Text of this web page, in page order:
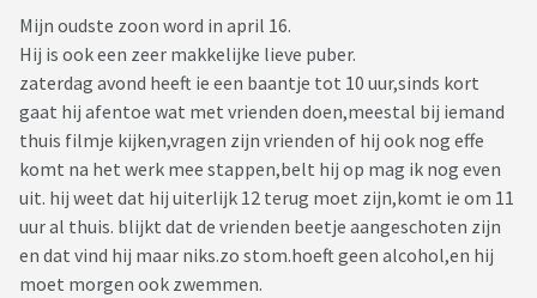
Mijn oudste zoon word in april 16.
Hij is ook een zeer makkelijke lieve puber.
zaterdag avond heeft ie een baantje tot 10 uur,sinds kort
gaat hij afentoe wat met vrienden doen,meestal bij iemand
thuis filmje kijken,vragen zijn vrienden of hij ook nog effe
komt na het werk mee stappen,belt hij op mag ik nog even
uit. hij weet dat hij uiterlijk 12 terug moet zijn,komt ie om 11
uur al thuis. blijkt dat de vrienden beetje aangeschoten zijn
en dat vind hij maar niks.zo stom.hoeft geen alcohol,en hij
moet morgen ook zwemmen.